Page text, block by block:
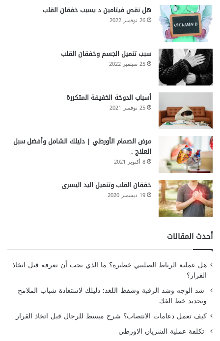
هل نقص فيتامين د يسبب خفقان القلب
26 نوفمبر 2022
سبب تنميل الجسم وخفقان القلب
25 سبتمبر 2022
أسباب الدوخة الخفيفة المتكررة
25 نوفمبر 2021
مرض الصمام الأورطي | دليلك الشامل وأفضل سبل
العلاج .
8 أكتوبر 2021
خفقان القلب وتنميل اليد اليسرى
19 ديسمبر 2020
أحدث المقالات
هل عملية الرباط الصليبي خطيرة؟ ما الذي يجب أن تعرفه قبل اتخاذ
القرار؟
شد الوجه وشد الرقبة وشفط اللغد: دليلك لاستعادة شباب الملامح
وتحديد خط الفك
كيف تعمل دعامات الانتصاب؟ شرح مبسط للرجال قبل اتخاذ القرار
تكلفة عملية الشريان الاورطي